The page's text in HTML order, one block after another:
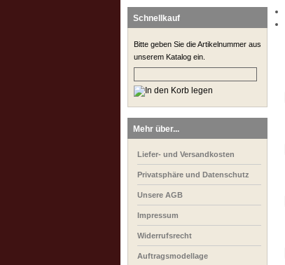
Schnellkauf
Bitte geben Sie die Artikelnummer aus
unserem Katalog ein.
Mehr über...
Liefer- und Versandkosten
Privatsphäre und Datenschutz
Unsere AGB
Impressum
Widerrufsrecht
Auftragsmodellage